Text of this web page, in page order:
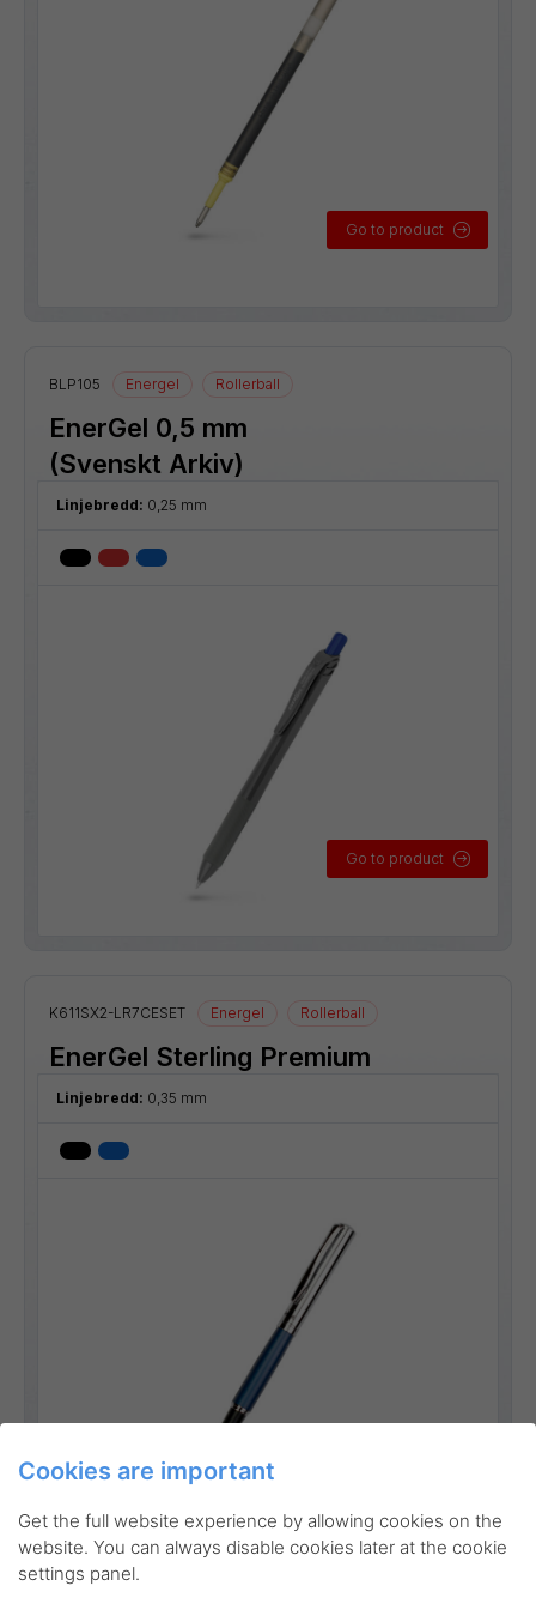
Go to product
BLP105 Energel Rollerball
EnerGel 0,5 mm
(Svenskt Arkiv)
Linjebredd: 0,25 mm
Go to product
K611SX2-LR7CESET Energel Rollerball
EnerGel Sterling Premium
Linjebredd: 0,35 mm
Cookies are important
Get the full website experience by allowing cookies on the
website. You can always disable cookies later at the cookie
settings panel.